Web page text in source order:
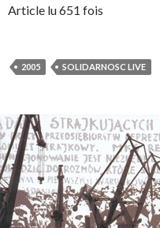
Article lu 651 fois
2005 SOLIDARNOSC LIVE